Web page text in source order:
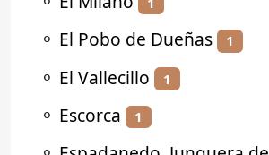
⚬ El Pobo de Dueñas 1
⚬ El Vallecillo 1
⚬ Escorca 1